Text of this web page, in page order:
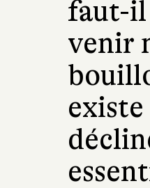
faut-il
venir
existe